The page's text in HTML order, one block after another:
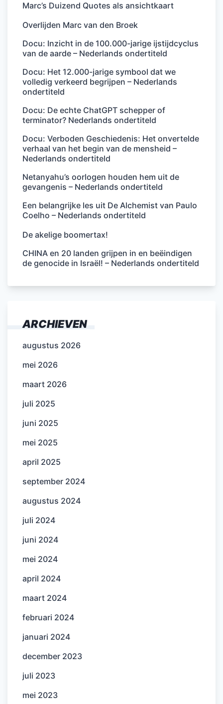
Marc’s Duizend Quotes als ansichtkaart
Overlijden Marc van den Broek
Docu: Inzicht in de 100.000-jarige ijstijdcyclus
van de aarde – Nederlands ondertiteld
Docu: Het 12.000-jarige symbool dat we
volledig verkeerd begrijpen – Nederlands
ondertiteld
Docu: De echte ChatGPT schepper of
terminator? Nederlands ondertiteld
Docu: Verboden Geschiedenis: Het onvertelde
verhaal van het begin van de mensheid –
Nederlands ondertiteld
Netanyahu’s oorlogen houden hem uit de
gevangenis – Nederlands ondertiteld
Een belangrijke les uit De Alchemist van Paulo
Coelho – Nederlands ondertiteld
De akelige boomertax!
CHINA en 20 landen grijpen in en beëindigen
de genocide in Israël! – Nederlands ondertiteld
ARCHIEVEN
augustus 2026
mei 2026
maart 2026
juli 2025
juni 2025
mei 2025
april 2025
september 2024
augustus 2024
juli 2024
juni 2024
mei 2024
april 2024
maart 2024
februari 2024
januari 2024
december 2023
juli 2023
mei 2023